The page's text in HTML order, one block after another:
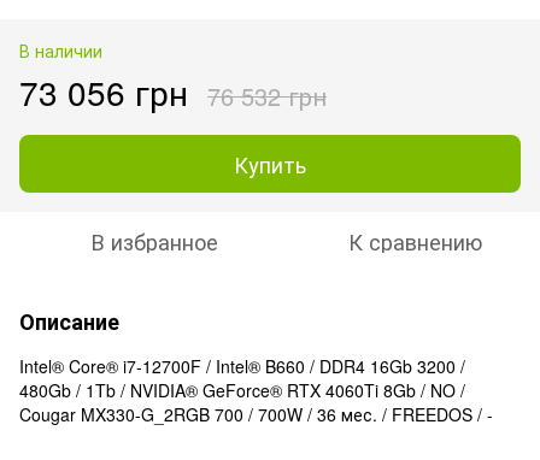
В наличии
73 056 грн 76 532 грн
Купить
В избранное К сравнению
Описание
Intel® Core® i7-12700F / Intel® B660 / DDR4 16Gb 3200 /
480Gb / 1Tb / NVIDIA® GeForce® RTX 4060Ti 8Gb / NO /
Cougar MX330-G_2RGB 700 / 700W / 36 мес. / FREEDOS / -